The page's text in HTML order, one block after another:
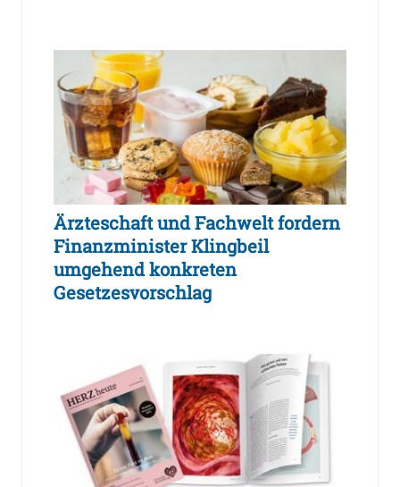
Ärzteschaft und Fachwelt fordern
Finanzminister Klingbeil
umgehend konkreten
Gesetzesvorschlag